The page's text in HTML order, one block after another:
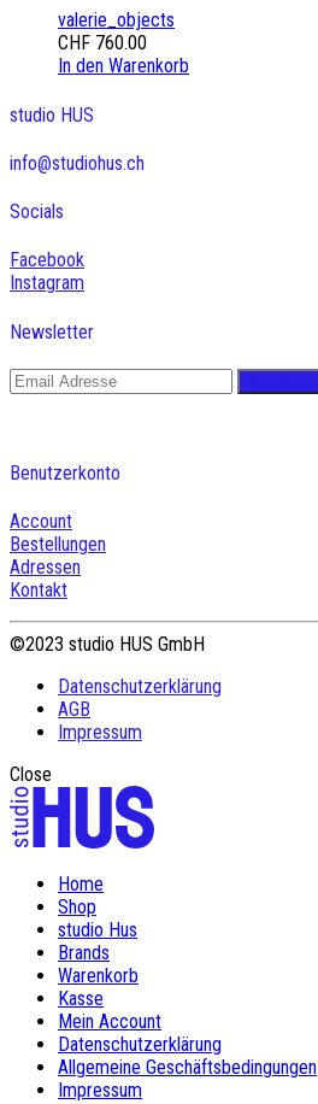
valerie_objects
CHF 760.00
In den Warenkorb
studio HUS
info@studiohus.ch
Socials
Facebook
Instagram
Newsletter
Benutzerkonto
Account
Bestellungen
Adressen
Kontakt
©2023 studio HUS GmbH
Datenschutzerklärung
AGB
Impressum
Close
Home
Shop
studio Hus
Brands
Warenkorb
Kasse
Mein Account
Datenschutzerklärung
Allgemeine Geschäftsbedingungen
Impressum